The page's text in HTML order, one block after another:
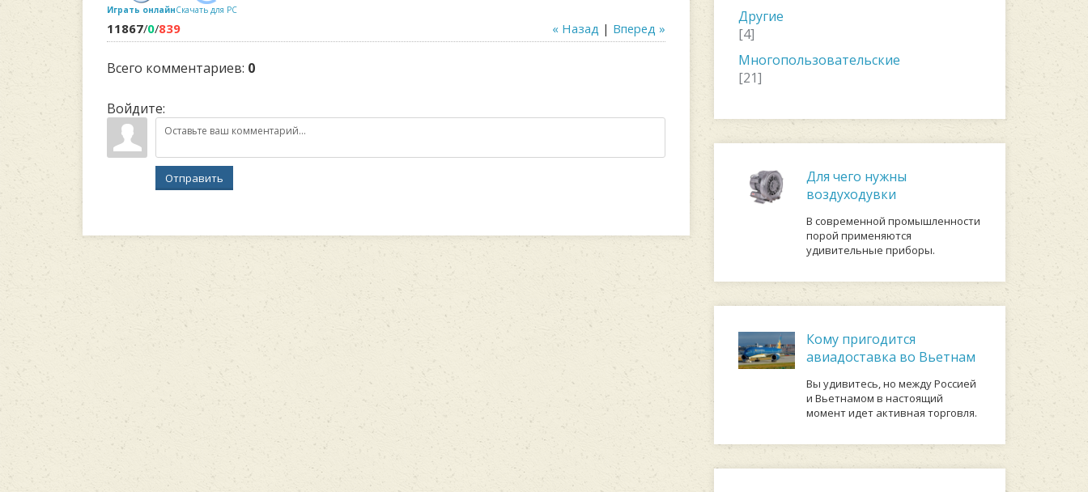
Играть онлайнСкачать для PC
« Назад | Вперед »
11867/0/839
Всего комментариев: 0
Войдите:
Отправить
Другие
[4]
Многопользовательские
[21]
Для чего нужны
воздуходувки
В современной промышленности
порой применяются
удивительные приборы.
Кому пригодится
авиадоставка во Вьетнам
Вы удивитесь, но между Россией
и Вьетнамом в настоящий
момент идет активная торговля.